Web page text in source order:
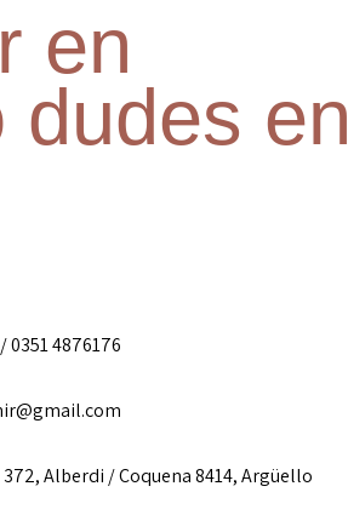
en
dudes en
0351 4876176
Alberdi / Coquena 8414, Argüello